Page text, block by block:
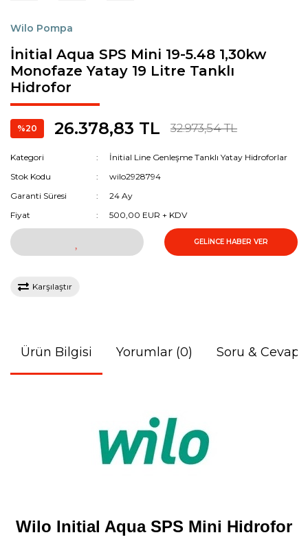
Wilo Pompa
İnitial Aqua SPS Mini 19-5.48 1,30kw
Monofaze Yatay 19 Litre Tanklı
Hidrofor
%20 26.378,83 TL 32.973,54 TL
Kategori
İnitial Line Genleşme Tanklı Yatay Hidroforlar
Stok Kodu
wilo2928794
Garanti Süresi
24 Ay
Fiyat
500,00 EUR + KDV
GELİNCE HABER VER
Karşılaştır
Ürün Bilgisi Yorumlar (0) Soru & Cevap
Wilo Initial Aqua SPS Mini Hidrofor